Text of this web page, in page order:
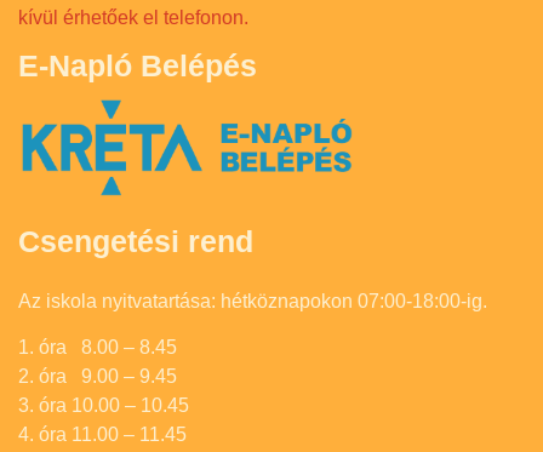
kívül érhetőek el telefonon.
E-Napló Belépés
Csengetési rend
Az iskola nyitvatartása: hétköznapokon 07:00-18:00-ig.
1. óra 8.00 – 8.45
2. óra 9.00 – 9.45
3. óra 10.00 – 10.45
4. óra 11.00 – 11.45